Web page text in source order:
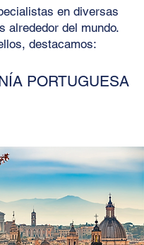
en diversas
alrededor del mundo.
destacamos:
PORTUGUESA